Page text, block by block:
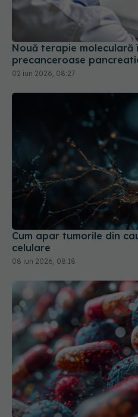
Nouă terapie moleculară
precanceroase
02 iun 2026, 08:27
Cum apar tumorile din
celulare
08 iun 2026, 08:18